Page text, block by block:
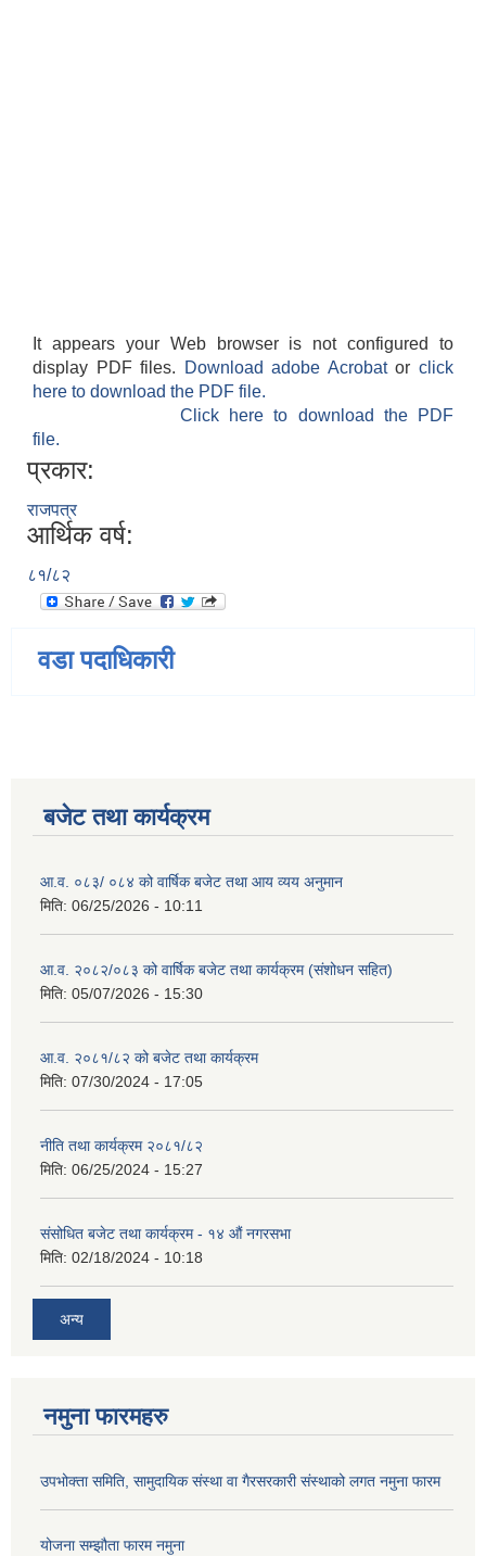
It appears your Web browser is not configured to
display PDF files.
Download adobe Acrobatorclick
here to download the PDF file.
Click here to download the PDF
file.
प्रकार:
राजपत्र
आर्थिक वर्ष:
८१/८२
वडा पदाधिकारी
बजेट तथा कार्यक्रम
आ.व. ०८३/ ०८४ को वार्षिक बजेट तथा आय व्यय अनुमान
मिति: 06/25/2026 - 10:11
आ.व. २०८२/०८३ को वार्षिक बजेट तथा कार्यक्रम (संशोधन सहित)
मिति: 05/07/2026 - 15:30
आ.व. २०८१/८२ को बजेट तथा कार्यक्रम
मिति: 07/30/2024 - 17:05
नीति तथा कार्यक्रम २०८१/८२
मिति: 06/25/2024 - 15:27
संसोधित बजेट तथा कार्यक्रम - १४ औं नगरसभा
मिति: 02/18/2024 - 10:18
अन्य
नमुना फारमहरु
उपभोक्ता समिति, सामुदायिक संस्था वा गैरसरकारी संस्थाको लगत नमुना फारम
योजना सम्झौता फारम नमुना